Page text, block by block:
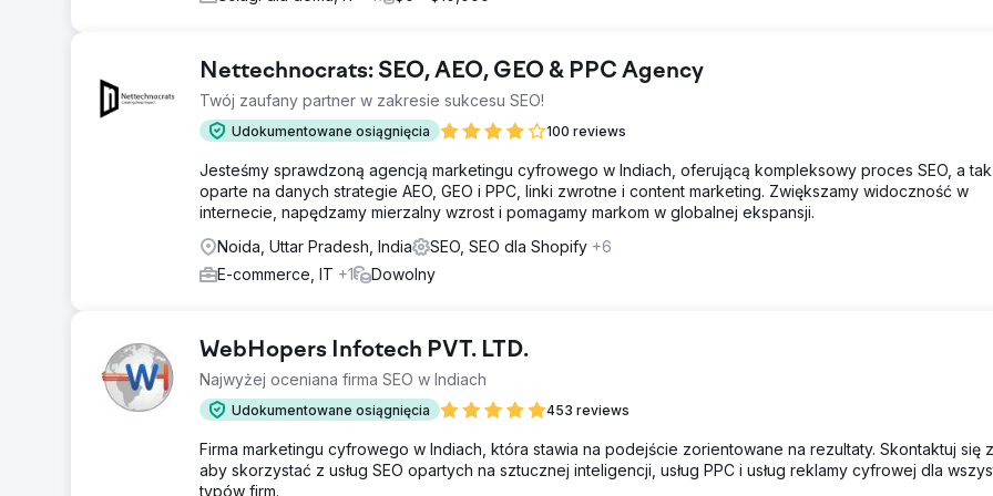
Nettechnocrats: SEO, AEO, GEO & PPC Agency
Twój zaufany partner w zakresie sukcesu SEO!
Udokumentowane osiągnięcia 100 reviews
Jesteśmy sprawdzoną agencją marketingu cyfrowego w Indiach, oferującą kompleksowy proces SEO, a
oparte na danych strategie AEO, GEO i PPC, linki zwrotne i content marketing. Zwiększamy widoczność w
internecie, napędzamy mierzalny wzrost i pomagamy markom w globalnej ekspansji.
Noida, Uttar Pradesh, India
SEO, SEO dla Shopify +6
E-commerce, IT +1 Dowolny
WebHopers Infotech PVT. LTD.
Najwyżej oceniana firma SEO w Indiach
Udokumentowane osiągnięcia 453 reviews
Firma marketingu cyfrowego w Indiach, która stawia na podejście zorientowane na rezultaty. Skontaktuj się
aby skorzystać z usług SEO opartych na sztucznej inteligencji, usług PPC i usług reklamy cyfrowej dla
typów firm.